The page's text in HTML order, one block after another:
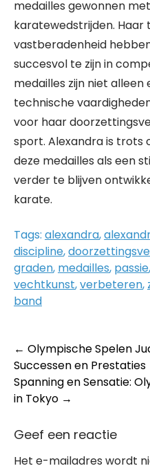
medailles gewonnen
karatewedstrijden. Haar
vastberadenheid
succesvol te zijn in
medailles zijn niet
technische
voor haar
sport. Alexandra is trots
deze medailles als een
verder te blijven
karate.
Tags: alexandra,
discipline,
graden, medailles, passie,
vechtkunst,verbeteren,
band
Post
navigation
← Olympische Spelen
Successen en Prestaties
Spanning en Sensatie:
in Tokyo →
Geef een reactie
Het e-mailadres wordt